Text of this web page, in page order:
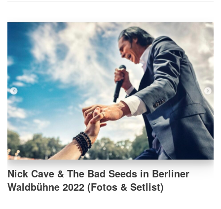
Nick Cave & The Bad Seeds in Berliner
Waldbühne 2022 (Fotos & Setlist)